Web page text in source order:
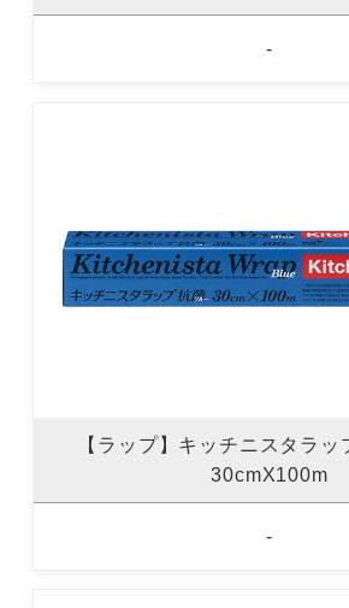
-
【ラップ】キッチニスタラッ
30cmX100m
-